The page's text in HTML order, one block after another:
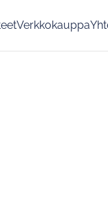
Verkkokauppa